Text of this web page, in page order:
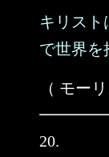
キリスト
で世界を
（ モー
20.